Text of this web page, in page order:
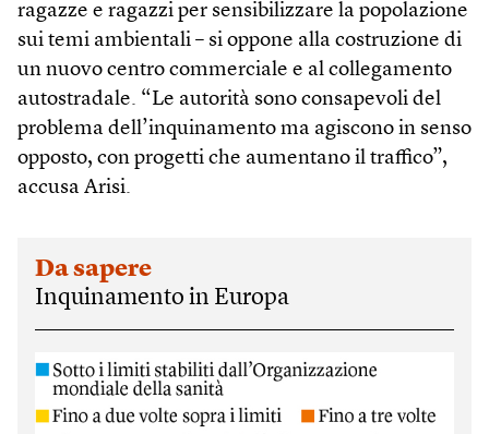
ragazze e ragazzi per sensibilizzare la popolazione
sui temi ambientali – si oppone alla costruzione di
un nuovo centro commerciale e al collegamento
autostradale. “Le autorità sono consapevoli del
problema dell’inquinamento ma agiscono in senso
opposto, con progetti che aumentano il traffico”,
accusa Arisi.
Da sapere
Inquinamento in Europa